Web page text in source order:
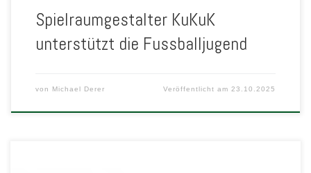
Spielraumgestalter KuKuK
unterstützt die Fussballjugend
von Michael Derer Veröffentlicht am23.10.2025